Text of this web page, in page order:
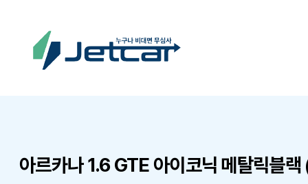
아르카나 1.6 GTE 아이코닉 메탈릭블